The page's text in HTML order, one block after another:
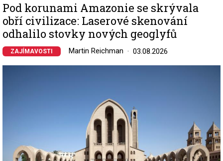
Pod korunami Amazonie se skrývala
obří civilizace: Laserové skenování
odhalilo stovky nových geoglyfů
ZAJÍMAVOSTI Martin Reichman 03.08.2026